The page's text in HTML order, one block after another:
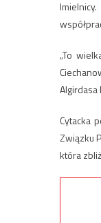
„To
Algirdasa
Cytacka
Związku
która